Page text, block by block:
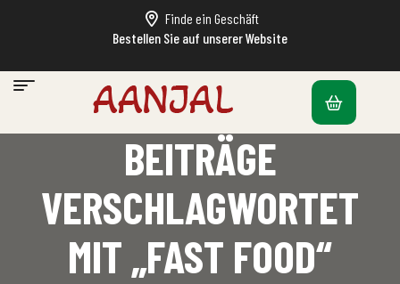
Finde ein Geschäft
Bestellen Sie auf unserer Website
BEITRÄGE
VERSCHLAGWORTET
MIT „FAST FOOD“